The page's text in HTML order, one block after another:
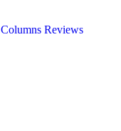
Columns Reviews